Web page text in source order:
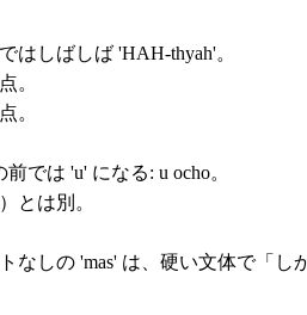
はしばしば 'HAH-thyah'。
。
。
では 'u' になる: u ocho。
とは別。
なしの 'mas' は、硬い文体で「し